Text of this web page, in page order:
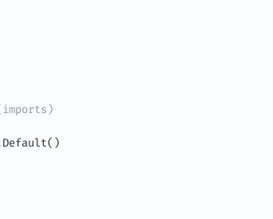
Default( )